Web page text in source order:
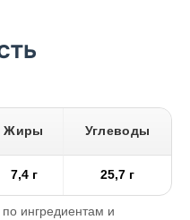
Жиры Углеводы
7,4 г 25,7 г
ингредиентам и